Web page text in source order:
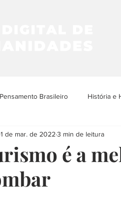
Pensamento Brasileiro História e
dos Povos Indígenas
Femi... História Urbana
é a
1 de mar. de 2022 3 min de leitura